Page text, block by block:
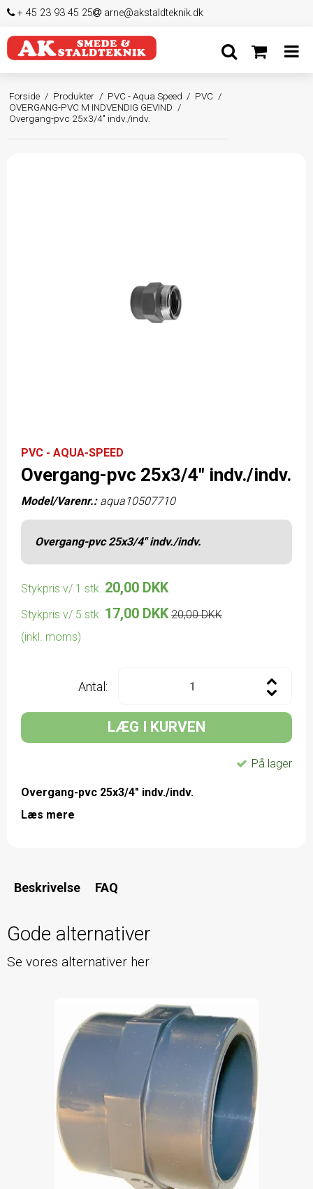
+ 45 23 93 45 25 arne@akstaldteknik.dk
Forside / Produkter / PVC - Aqua Speed / PVC /
OVERGANG-PVC M INDVENDIG GEVIND /
Overgang-pvc 25x3/4" indv./indv.
PVC - AQUA-SPEED
Overgang-pvc 25x3/4" indv./indv.
Model/Varenr.: aqua10507710
Overgang-pvc 25x3/4" indv./indv.
Stykpris v/ 1 stk. 20,00 DKK
Stykpris v/ 5 stk. 17,00 DKK 20,00 DKK
(inkl. moms)
Antal:
LÆG I KURVEN
På lager
Overgang-pvc 25x3/4" indv./indv.
Læs mere
Beskrivelse FAQ
Gode alternativer
Se vores alternativer her